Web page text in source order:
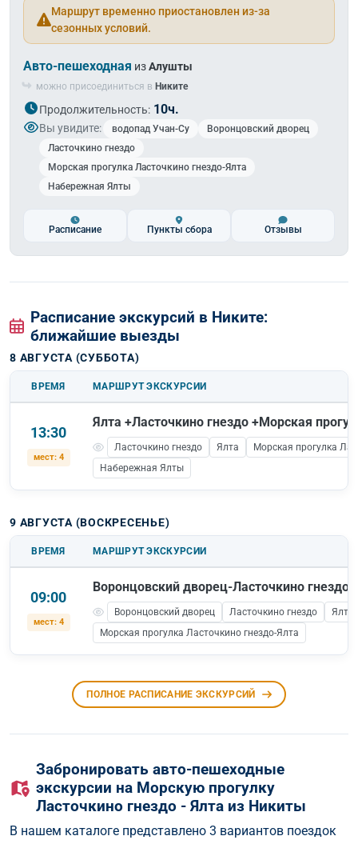
Маршрут временно приостановлен из-за
сезонных условий.
Авто-пешеходная изАлушты
можно присоединиться в Никите
Продолжительность: 10ч.
Вы увидите: водопад Учан-Су
Воронцовский дворец
Ласточкино гнездо
Морская прогулка Ласточкино гнездо-Ялта
Набережная Ялты
Расписание Пункты сбора Отзывы
Расписание экскурсий в Никите:
ближайшие выезды
8 АВГУСТА (СУББОТА)
ВРЕМЯ МАРШРУТ ЭКСКУРСИИ
13:30
мест: 4
Ялта +Ласточкино гнездо +Морская
Ласточкино гнездо Ялта
Морская прогулка
Набережная Ялты
9 АВГУСТА (ВОСКРЕСЕНЬЕ)
ВРЕМЯ МАРШРУТ ЭКСКУРСИИ
09:00
мест: 4
Воронцовский дворец-Ласточкино
Воронцовский дворец Ласточкино гнездо
Ялта
Морская прогулка Ласточкино гнездо-Ялта
ПОЛНОЕ РАСПИСАНИЕ ЭКСКУРСИЙ
Забронировать авто-пешеходные
экскурсии на Морскую прогулку
Ласточкино гнездо - Ялта из Никиты
В нашем каталоге представлено 3 вариантов поездок